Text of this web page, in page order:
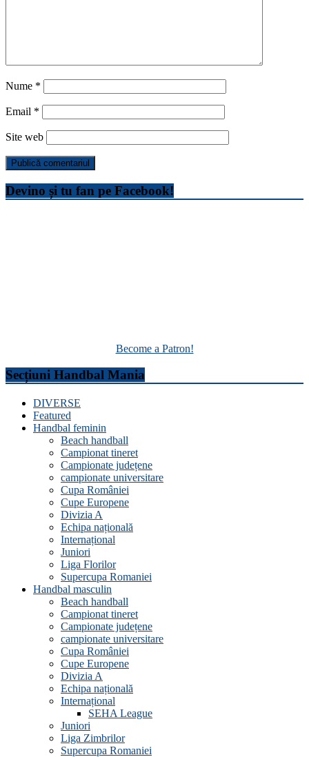
Nume *
Email *
Site web
Devino și tu fan pe Facebook!
Become a Patron!
Secțiuni Handbal Mania
DIVERSE
Featured
Handbal feminin
Beach handball
Campionat tineret
Campionate județene
campionate universitare
Cupa României
Cupe Europene
Divizia A
Echipa națională
Internațional
Juniori
Liga Florilor
Supercupa Romaniei
Handbal masculin
Beach handball
Campionat tineret
Campionate județene
campionate universitare
Cupa României
Cupe Europene
Divizia A
Echipa națională
Internațional
SEHA League
Juniori
Liga Zimbrilor
Supercupa Romaniei